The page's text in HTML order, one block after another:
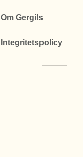
Om Gergils
Integritetspolicy